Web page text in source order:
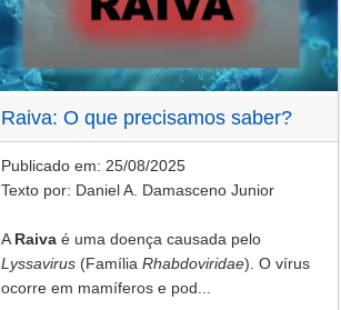
Raiva: O que precisamos saber?
Publicado em: 25/08/2025
Texto por: Daniel A. Damasceno Junior
ARaivaé uma doença causada pelo
Lyssavirus(Família Rhabdoviridae). O vírus
ocorre em mamíferos e pod...